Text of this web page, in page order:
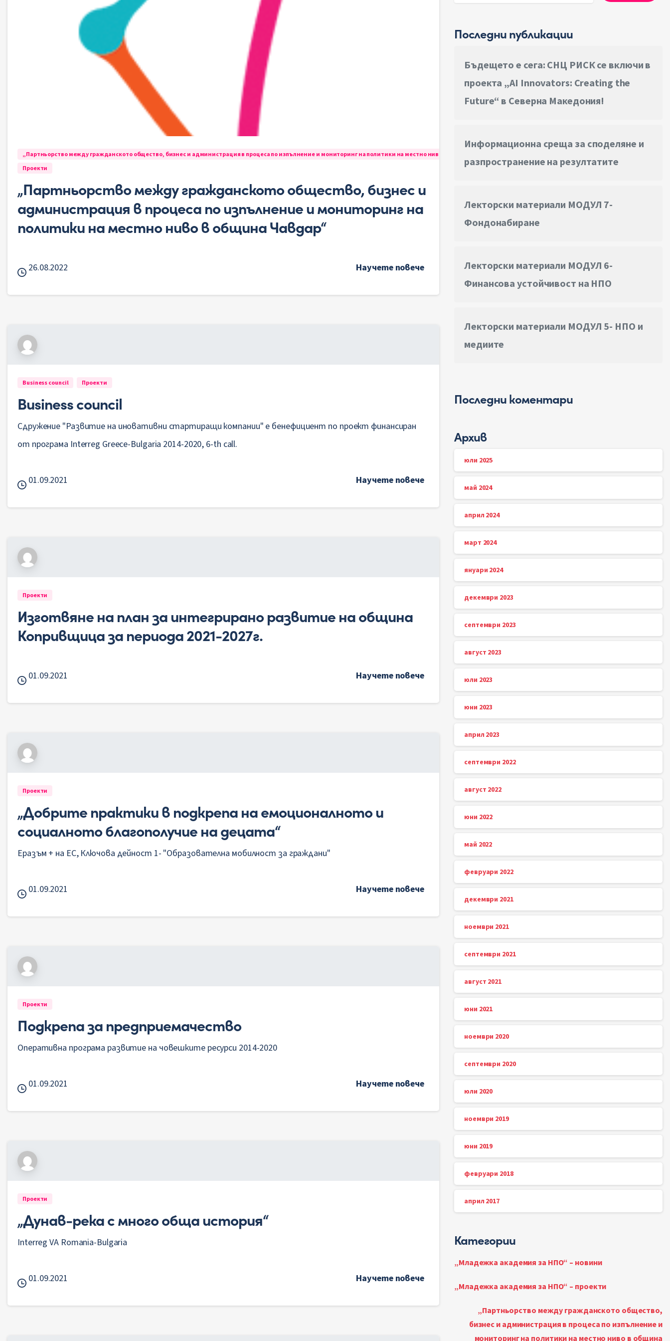
„Партньорство между гражданското общество, бизнес и администрация в процеса по изпълнение и мониторинг на политики на местно ниво в община Чавдар“
Проекти
„Партньорство между гражданското общество, бизнес и
администрация в процеса по изпълнение и мониторинг на
политики на местно ниво в община Чавдар“
26.08.2022 Научете повече
Business council Проекти
Business council
Сдружение "Развитие на иновативни стартиращи компании" е бенефициент по проект финансиран
от програма Interreg Greece-Bulgaria 2014-2020, 6-th call.
01.09.2021 Научете повече
Проекти
Изготвяне на план за интегрирано развитие на община
Копривщица за периода 2021-2027г.
01.09.2021 Научете повече
Проекти
„Добрите практики в подкрепа на емоционалното и
социалното благополучие на децата“
Еразъм + на ЕС, Ключова дейност 1- "Образователна мобилност за граждани"
01.09.2021 Научете повече
Проекти
Подкрепа за предприемачество
Оперативна програма развитие на човешките ресурси 2014-2020
01.09.2021 Научете повече
Проекти
„Дунав-река с много обща история“
Interreg VA Romania-Bulgaria
01.09.2021 Научете повече
Последни публикации
Бъдещето е сега: СНЦ РИСК се включи в
проекта „AI Innovators: Creating the
Future“ в Северна Македония!
Информационна среща за споделяне и
разпространение на резултатите
Лекторски материали МОДУЛ 7-
Фондонабиране
Лекторски материали МОДУЛ 6-
Финансова устойчивост на НПО
Лекторски материали МОДУЛ 5- НПО и
медиите
Последни коментари
Архив
юли 2025
май 2024
април 2024
март 2024
януари 2024
декември 2023
септември 2023
август 2023
юли 2023
юни 2023
април 2023
септември 2022
август 2022
юни 2022
май 2022
февруари 2022
декември 2021
ноември 2021
септември 2021
август 2021
юни 2021
ноември 2020
септември 2020
юли 2020
ноември 2019
юни 2019
февруари 2018
април 2017
Категории
„Младежка академия за НПО“ – новини
„Младежка академия за НПО“ – проекти
„Партньорство между гражданското общество,
бизнес и администрация в процеса по изпълнение и
мониторинг на политики на местно ниво в община